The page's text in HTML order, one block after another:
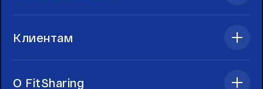
Клиентам
О FitSharing